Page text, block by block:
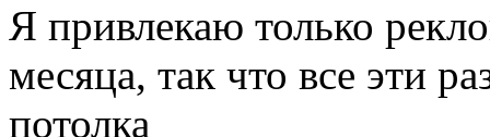
Я привлекаю только
месяца, так что все эти
потолка